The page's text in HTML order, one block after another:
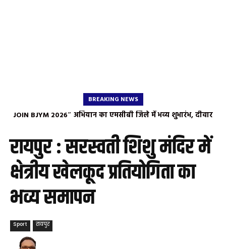
BREAKING NEWS
JOIN BJYM 2026″ अभियान का एमसीबी जिले में भव्य शुभारंभ, दीवार
रायपुर : सरस्वती शिशु मंदिर में
क्षेत्रीय खेलकूद प्रतियोगिता का
भव्य समापन
Sport रायपुर